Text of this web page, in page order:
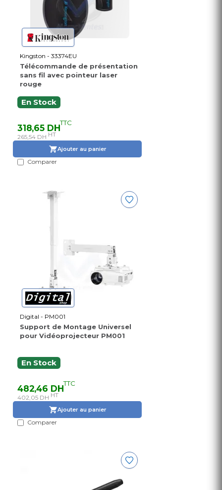
Kingston - 33374EU
Télécommande de présentation
sans fil avec pointeur laser
rouge
En Stock
318,65 DHTTC
265,54 DH HT
Ajouter au panier
Comparer
Digital - PM001
Support de Montage Universel
pour Vidéoprojecteur PM001
En Stock
482,46 DHTTC
402,05 DH HT
Ajouter au panier
Comparer